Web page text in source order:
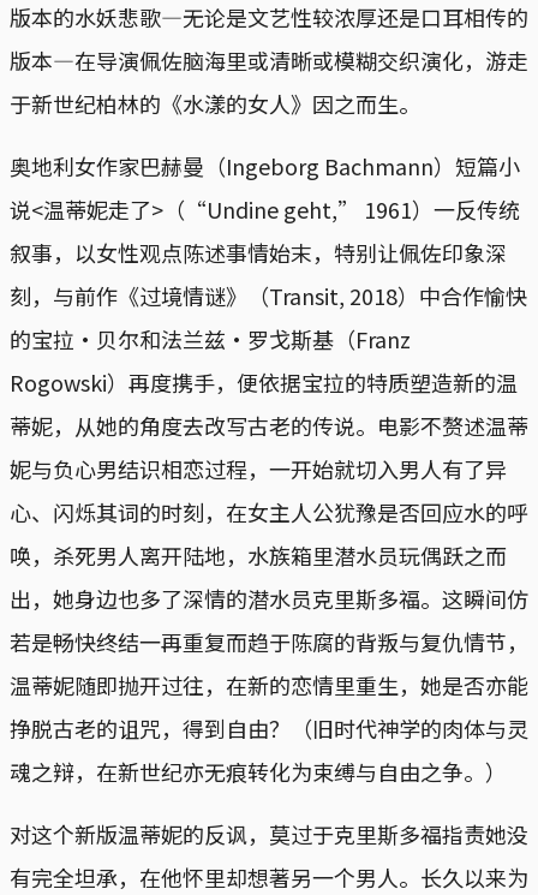
版本的水妖悲歌—无论是文艺性较浓厚还是口耳相传的
版本—在导演佩佐脑海里或清晰或模糊交织演化，游走
于新世纪柏林的《水漾的女人》因之而生。
奥地利女作家巴赫曼（Ingeborg Bachmann）短篇小
说<温蒂妮走了>（“Undine geht,” 1961）一反传统
叙事，以女性观点陈述事情始末，特别让佩佐印象深
刻，与前作《过境情谜》（Transit, 2018）中合作愉快
的宝拉·贝尔和法兰兹·罗戈斯基（Franz
Rogowski）再度携手，便依据宝拉的特质塑造新的温
蒂妮，从她的角度去改写古老的传说。电影不赘述温蒂
妮与负心男结识相恋过程，一开始就切入男人有了异
心、闪烁其词的时刻，在女主人公犹豫是否回应水的呼
唤，杀死男人离开陆地，水族箱里潜水员玩偶跃之而
出，她身边也多了深情的潜水员克里斯多福。这瞬间仿
若是畅快终结一再重复而趋于陈腐的背叛与复仇情节，
温蒂妮随即抛开过往，在新的恋情里重生，她是否亦能
挣脱古老的诅咒，得到自由？（旧时代神学的肉体与灵
魂之辩，在新世纪亦无痕转化为束缚与自由之争。）
对这个新版温蒂妮的反讽，莫过于克里斯多福指责她没
有完全坦承，在他怀里却想著另一个男人。长久以来为